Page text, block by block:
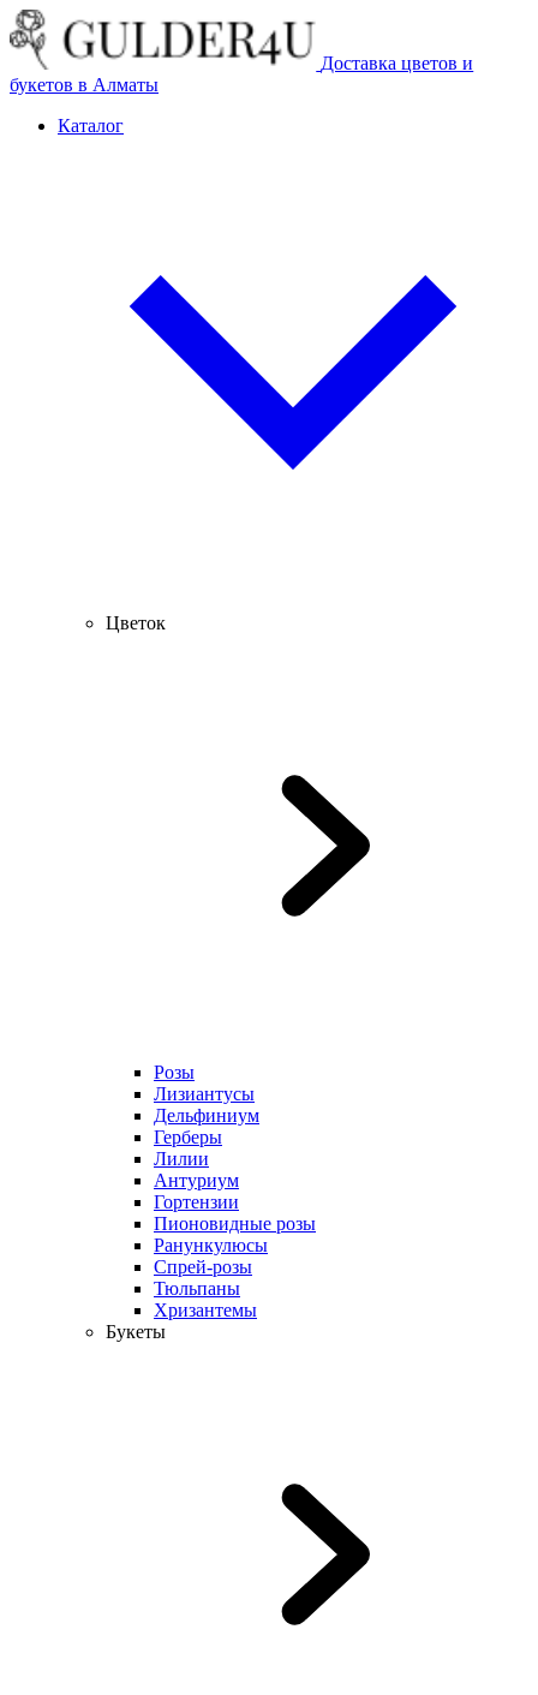
Доставка цветов и
букетов в Алматы
Каталог
Цветок
Розы
Лизиантусы
Дельфиниум
Герберы
Лилии
Антуриум
Гортензии
Пионовидные розы
Ранункулюсы
Спрей-розы
Тюльпаны
Хризантемы
Букеты